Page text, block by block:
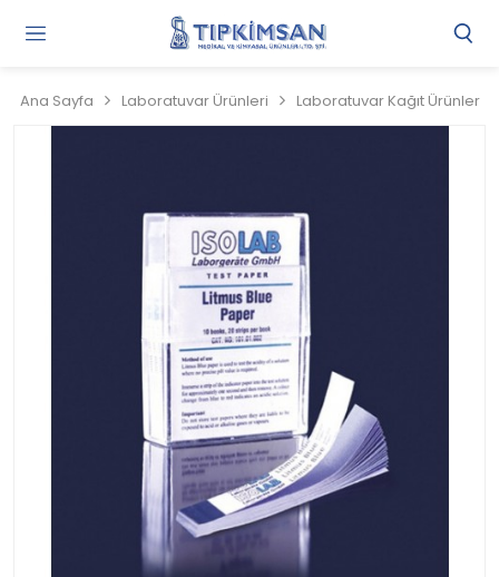
Ana Sayfa Laboratuvar Ürünleri Laboratuvar Kağıt Ürünler